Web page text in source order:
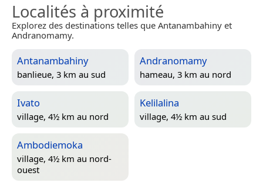
Localités à proximité
Explorez des destinations telles que Antanambahiny et
Andranomamy.
Antanambahiny
banlieue, 3 km au sud
Andranomamy
hameau, 3 km au nord
Ivato
village, 4½ km au nord
Kelilalina
village, 4½ km au sud
Ambodiemoka
village, 4½ km au nord-
ouest